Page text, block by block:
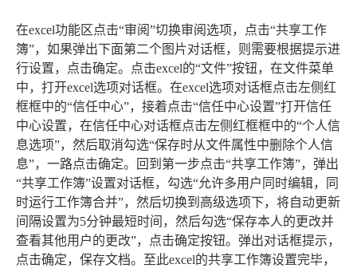
在excel功能区点击“审阅”切换审阅选项，点击“共享工作
簿”，如果弹出下面第二个图片对话框，则需要根据提示进
行设置，点击确定。点击excel的“文件”按钮，在文件菜单
中，打开excel选项对话框。在excel选项对话框点击左侧红
框框中的“信任中心”，接着点击“信任中心设置”打开信任
中心设置，在信任中心对话框点击左侧红框框中的“个人信
息选项”，然后取消勾选“保存时从文件属性中删除个人信
息”，一路点击确定。回到第一步点击“共享工作簿”，弹出
“共享工作簿”设置对话框，勾选“允许多用户同时编辑，同
时运行工作簿合并”，然后切换到高级选项下，将自动更新
间隔设置为5分钟最短时间，然后勾选“保存本人的更改并
查看其他用户的更改”，点击确定按钮。弹出对话框提示，
点击确定，保存文档。至此excel的共享工作簿设置完毕，